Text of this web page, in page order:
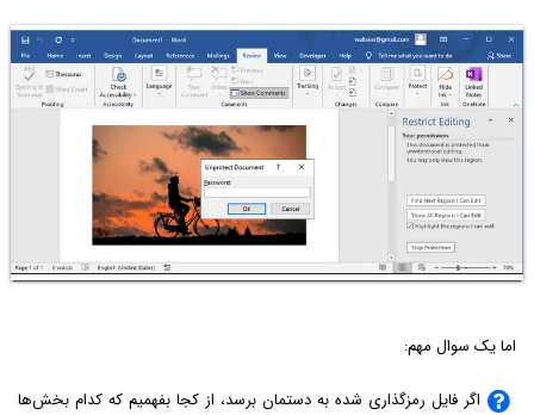
اما یک سوال مهم:
اگر فایل رمزگذاری شده به دستمان برسد، از کجا بفهمیم که کدام بخش‌ها